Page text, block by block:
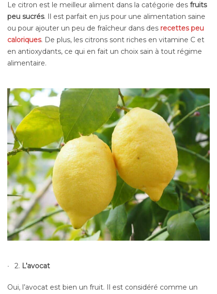
Le citron est le meilleur aliment dans la catégorie des fruits
peu sucrés. Il est parfait en jus pour une alimentation saine
ou pour ajouter un peu de fraîcheur dans des recettes peu
caloriques. De plus, les citrons sont riches en vitamine C et
en antioxydants, ce qui en fait un choix sain à tout régime
alimentaire.
2. L’avocat
Oui, l’avocat est bien un fruit. Il est considéré comme un